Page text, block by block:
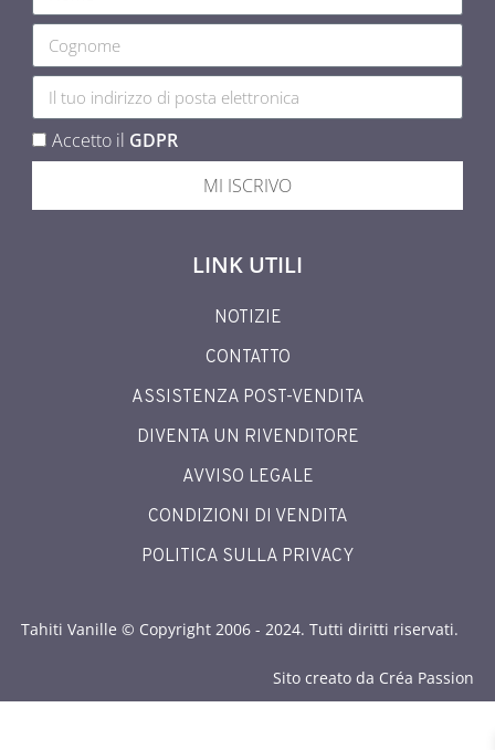
Accetto il GDPR
MI ISCRIVO
LINK UTILI
NOTIZIE
CONTATTO
ASSISTENZA POST-VENDITA
DIVENTA UN RIVENDITORE
AVVISO LEGALE
CONDIZIONI DI VENDITA
POLITICA SULLA PRIVACY
Tahiti Vanille © Copyright 2006 - 2024. Tutti diritti riservati.
Sito creato da Créa Passion